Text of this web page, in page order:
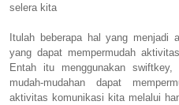
selera kita
Itulah beberapa hal yang menjadi
yang dapat mempermudah
Entah itu menggunakan
mudah-mudahan dapat
aktivitas komunikasi kita melalui